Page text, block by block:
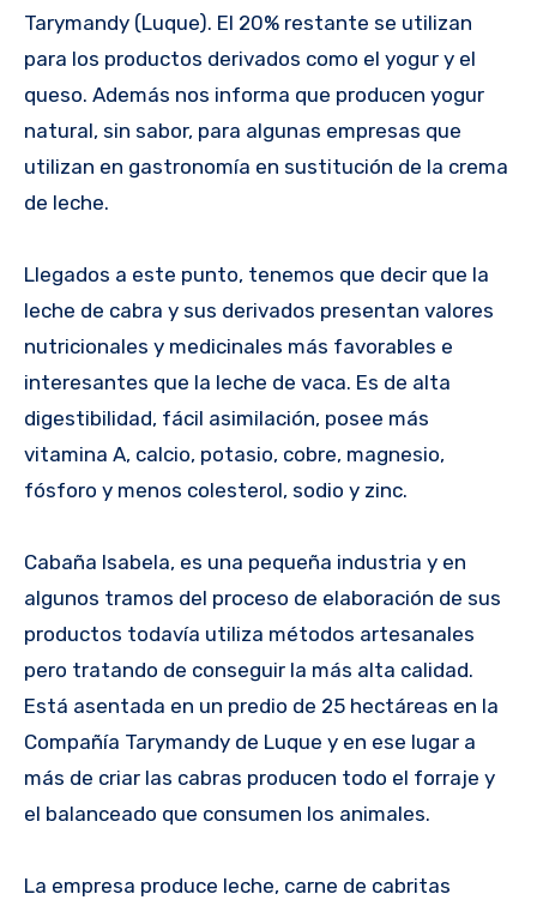
Tarymandy (Luque). El 20% restante se utilizan
para los productos derivados como el yogur y el
queso. Además nos informa que producen yogur
natural, sin sabor, para algunas empresas que
utilizan en gastronomía en sustitución de la crema
de leche.
Llegados a este punto, tenemos que decir que la
leche de cabra y sus derivados presentan valores
nutricionales y medicinales más favorables e
interesantes que la leche de vaca. Es de alta
digestibilidad, fácil asimilación, posee más
vitamina A, calcio, potasio, cobre, magnesio,
fósforo y menos colesterol, sodio y zinc.
Cabaña Isabela, es una pequeña industria y en
algunos tramos del proceso de elaboración de sus
productos todavía utiliza métodos artesanales
pero tratando de conseguir la más alta calidad.
Está asentada en un predio de 25 hectáreas en la
Compañía Tarymandy de Luque y en ese lugar a
más de criar las cabras producen todo el forraje y
el balanceado que consumen los animales.
La empresa produce leche, carne de cabritas